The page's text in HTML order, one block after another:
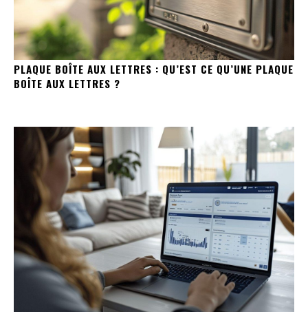
PLAQUE BOÎTE AUX LETTRES : QU’EST CE QU’UNE PLAQUE
BOÎTE AUX LETTRES ?